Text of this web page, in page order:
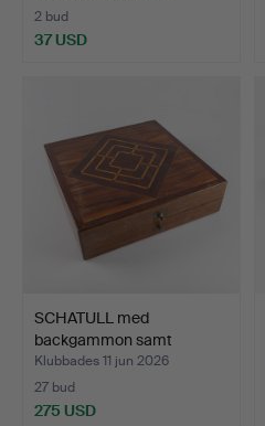
2 bud
37 USD
SCHATULL med
backgammon samt
schackpjäser.
Klubbades 11 jun 2026
27 bud
275 USD